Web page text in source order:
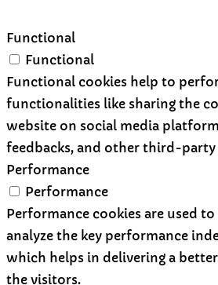
Functional
Functional
Functional cookies help to
functionalities like sharing the
website on social media
feedbacks, and other third-party
Performance
Performance
Performance cookies are used
analyze the key performance
which helps in delivering a
the visitors.